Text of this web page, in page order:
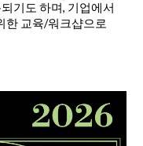
기도 하며, 기업에서
한 교육/워크샵으로